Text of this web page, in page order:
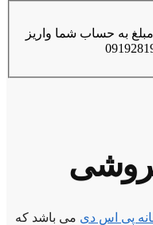
به حساب شما واریز
پی اس دی می باشد که